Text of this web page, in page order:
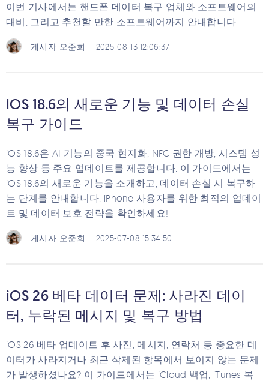
이번 기사에서는 핸드폰 데이터 복구 업체와 소프트웨어의
대비, 그리고 추천할 만한 소프트웨어까지 안내합니다.
게시자 오준희 2025-08-13 12:06:37
iOS 18.6의 새로운 기능 및 데이터 손실
복구 가이드
iOS 18.6은 AI 기능의 중국 현지화, NFC 권한 개방, 시스템 성
능 향상 등 주요 업데이트를 제공합니다. 이 가이드에서는
iOS 18.6의 새로운 기능을 소개하고, 데이터 손실 시 복구하
는 단계를 안내합니다. iPhone 사용자를 위한 최적의 업데이
트 및 데이터 보호 전략을 확인하세요!
게시자 오준희 2025-07-08 15:34:50
iOS 26 베타 데이터 문제: 사라진 데이
터, 누락된 메시지 및 복구 방법
iOS 26 베타 업데이트 후 사진, 메시지, 연락처 등 중요한 데
이터가 사라지거나 최근 삭제된 항목에서 보이지 않는 문제
가 발생하셨나요? 이 가이드에서는 iCloud 백업, iTunes 복